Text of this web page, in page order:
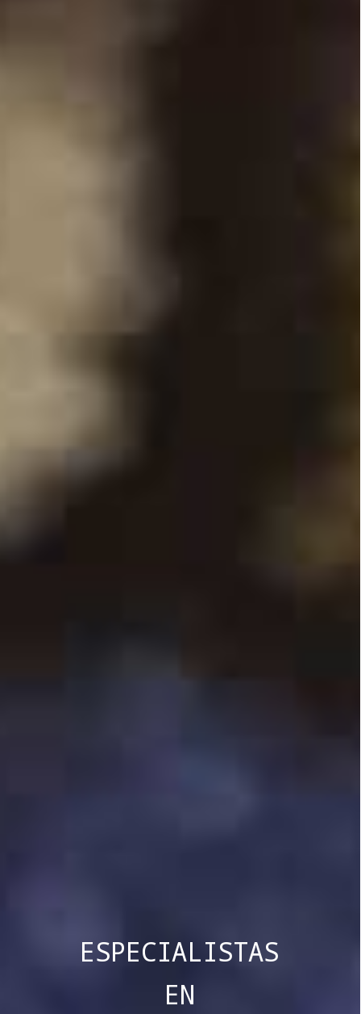
ESPECIALISTAS
EN